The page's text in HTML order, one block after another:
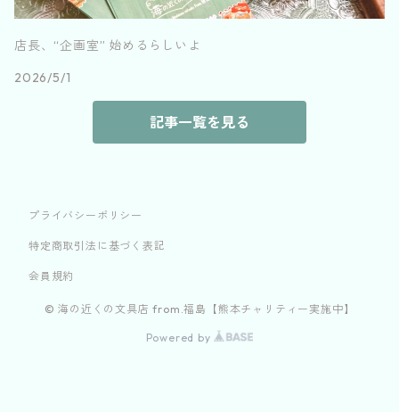
店長、“企画室” 始めるらしいよ
2026/5/1
記事一覧を見る
プライバシーポリシー
特定商取引法に基づく表記
会員規約
© 海の近くの文具店 from.福島【熊本チャリティー実施中】
Powered by